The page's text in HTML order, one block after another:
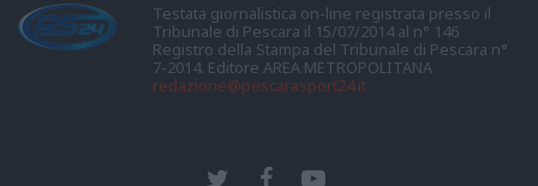
Testata giornalistica on-line registrata presso il
Tribunale di Pescara il 15/07/2014 al n° 146
Registro della Stampa del Tribunale di Pescara n°
7-2014. Editore AREA METROPOLITANA
redazione@pescarasport24.it